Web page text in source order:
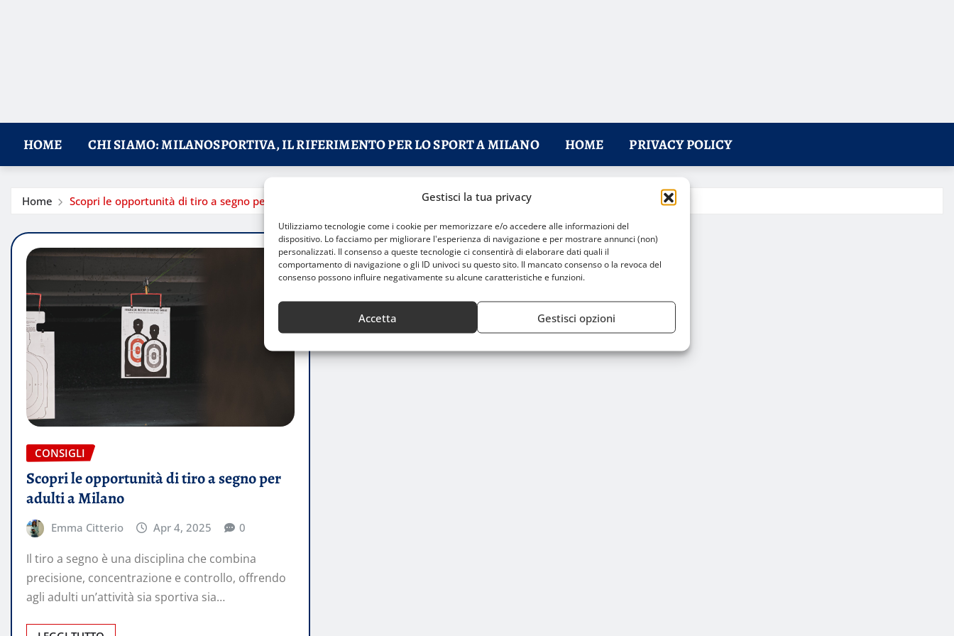
Gestisci la tua privacy
Utilizziamo tecnologie come i cookie per memorizzare e/o accedere alle informazioni del
dispositivo. Lo facciamo per migliorare l'esperienza di navigazione e per mostrare annunci (non)
personalizzati. Il consenso a queste tecnologie ci consentirà di elaborare dati quali il
comportamento di navigazione o gli ID univoci su questo sito. Il mancato consenso o la revoca del
consenso possono influire negativamente su alcune caratteristiche e funzioni.
Accetta Gestisci opzioni
HOME CHI SIAMO: MILANOSPORTIVA, IL RIFERIMENTO PER LO SPORT A MILANO HOME PRIVACY POLICY
Home Scopri le opportunità di tiro a segno per adulti a Milano
CONSIGLI
Scopri le opportunità di tiro a segno per
adulti a Milano
Emma Citterio Apr 4, 2025 0
Il tiro a segno è una disciplina che combina
precisione, concentrazione e controllo, offrendo
agli adulti un’attività sia sportiva sia…